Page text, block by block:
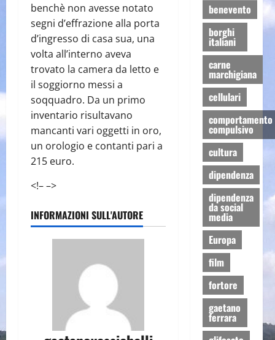
benchè non avesse notato
segni d’effrazione alla porta
d’ingresso di casa sua, una
volta all’interno aveva
trovato la camera da letto e
il soggiorno messi a
soqquadro. Da un primo
inventario risultavano
mancanti vari oggetti in oro,
un orologio e contanti pari a
215 euro.
<!– –>
INFORMAZIONI SULL'AUTORE
benevento
borghi
italiani
carne
marchigiana
cellulari
comportamento
compulsivo
cultura
dipendenza
dipendenza
da social
media
Europa
film
fortore
gaetano
ferrara